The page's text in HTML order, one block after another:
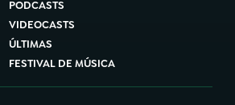
PODCASTS
VIDEOCASTS
ÚLTIMAS
FESTIVAL DE MÚSICA